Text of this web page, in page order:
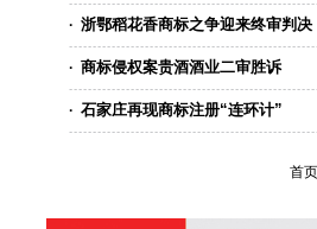
· 浙鄂稻花香商标之争迎来终审判决
· 商标侵权案贵酒酒业二审胜诉
· 石家庄再现商标注册“连环计”
首页